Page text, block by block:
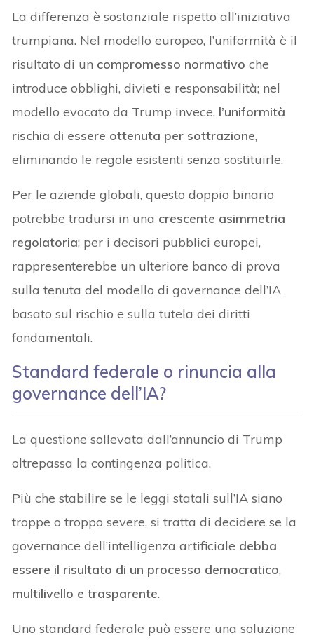
La differenza è sostanziale rispetto all’iniziativa
trumpiana. Nel modello europeo, l’uniformità è il
risultato di un compromesso normativo che
introduce obblighi, divieti e responsabilità; nel
modello evocato da Trump invece, l’uniformità
rischia di essere ottenuta per sottrazione,
eliminando le regole esistenti senza sostituirle.
Per le aziende globali, questo doppio binario
potrebbe tradursi in una crescente asimmetria
regolatoria; per i decisori pubblici europei,
rappresenterebbe un ulteriore banco di prova
sulla tenuta del modello di governance dell’IA
basato sul rischio e sulla tutela dei diritti
fondamentali.
Standard federale o rinuncia alla
governance dell’IA?
La questione sollevata dall’annuncio di Trump
oltrepassa la contingenza politica.
Più che stabilire se le leggi statali sull’IA siano
troppe o troppo severe, si tratta di decidere se la
governance dell’intelligenza artificiale debba
essere il risultato di un processo democratico,
multilivello e trasparente.
Uno standard federale può essere una soluzione